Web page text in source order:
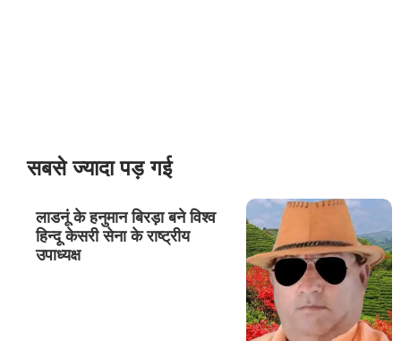
सबसे ज्यादा पड़ गई
लाडनूं के हनुमान बिरड़ा बने विश्व
हिन्दू केसरी सेना के राष्ट्रीय
उपाध्यक्ष